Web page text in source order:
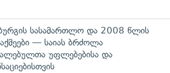
სასამართლო და 2008 წლის
— საიას ბრძოლა
უფლებებისა და